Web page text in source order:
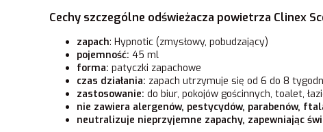
Cechy szczególne odświeżacza powietrza Clinex
zapach: Hypnotic (zmysłowy, pobudzający)
pojemność: 45 ml
forma: patyczki zapachowe
czas działania: zapach utrzymuje się od 6 do 8
zastosowanie: do biur, pokojów gościnnych, toalet,
nie zawiera alergenów, pestycydów, parabenów,
neutralizuje nieprzyjemne zapachy, zapewniając